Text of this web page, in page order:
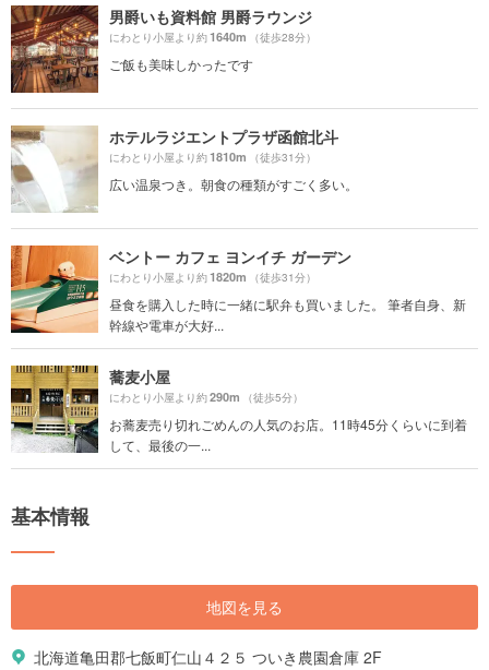
男爵いも資料館 男爵ラウンジ
にわとり小屋より約1640m （徒歩28分）
ご飯も美味しかったです
ホテルラジエントプラザ函館北斗
にわとり小屋より約1810m （徒歩31分）
広い温泉つき。朝食の種類がすごく多い。
ベントー カフェ ヨンイチ ガーデン
にわとり小屋より約1820m （徒歩31分）
昼食を購入した時に一緒に駅弁も買いました。 筆者自身、新
幹線や電車が大好...
蕎麦小屋
にわとり小屋より約290m （徒歩5分）
お蕎麦売り切れごめんの人気のお店。11時45分くらいに到着
して、最後の一...
基本情報
地図を見る
北海道亀田郡七飯町仁山４２５ ついき農園倉庫 2F